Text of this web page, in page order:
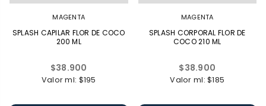
MAGENTA
SPLASH CAPILAR FLOR DE COCO
200 ML
Precio
habitual
$38.900
Valor ml: $195
MAGENTA
SPLASH CORPORAL FLOR DE
COCO 210 ML
Precio
habitual
$38.900
Valor ml: $185